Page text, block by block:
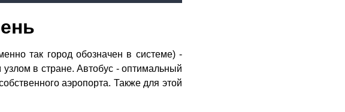
так город обозначен в системе) -
в стране. Автобус - оптимальный
аэропорта. Также для этой